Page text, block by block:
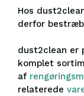
Hos
derfor
dust2clean er
komplet
af
relaterede